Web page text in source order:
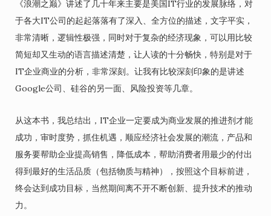
《浪潮之巅》讲述了几十年来主要是美国IT行业的发展脉络，对
于各大IT公司的起起落落有了深入、全方位的描述，文字平实，
非常清晰，逻辑性极强，同时对于复杂的经济现象，可以用比较
简短却又生动的语言描述清楚，让人读的十分畅快，特别是对于
IT企业商业的分析，非常深刻。让我有比较深刻印象的是讲述
Google公司、硅谷的另一面、风险投资等几章。
从这本书，我总结出，IT企业一定要成为商业发展的推进剂才能
成功，审时度势，抓住机遇，顺应经济社会发展的潮流，产品和
服务要帮助企业提高销售，降低成本，帮助消费者用最少的付出
得到最好的生活品质（包括物质与精神），按照这个目标前进，
终会达到成功目标，当然期间离不开不断创新、提升技术的推动
力。